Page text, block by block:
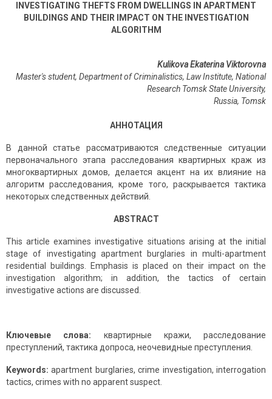
INVESTIGATING THEFTS FROM DWELLINGS IN APARTMENT
BUILDINGS AND THEIR IMPACT ON THE INVESTIGATION
ALGORITHM
Kulikova Ekaterina Viktorovna
Master's student, Department of Criminalistics, Law Institute, National
Research Tomsk State University,
Russia, Tomsk
АННОТАЦИЯ
В данной статье рассматриваются следственные ситуации
первоначального этапа расследования квартирных краж из
многоквартирных домов, делается акцент на их влияние на
алгоритм расследования, кроме того, раскрывается тактика
некоторых следственных действий.
ABSTRACT
This article examines investigative situations arising at the initial
stage of investigating apartment burglaries in multi-apartment
residential buildings. Emphasis is placed on their impact on the
investigation algorithm; in addition, the tactics of certain
investigative actions are discussed.
Ключевые слова: квартирные кражи, расследование
преступлений, тактика допроса, неочевидные преступления.
Keywords: apartment burglaries, crime investigation, interrogation
tactics, crimes with no apparent suspect.